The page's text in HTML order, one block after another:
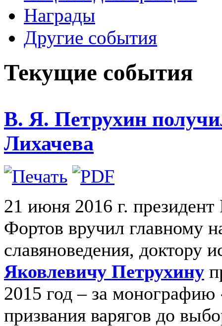
Награды
Другие события
Текущие события
В. Я. Петрухин
Лихачева
21 июня 2016 г.
Фортов вручил главному
славяноведения, доктору
Яковлевичу Петрухину
2015 год – за
призвания варягов до